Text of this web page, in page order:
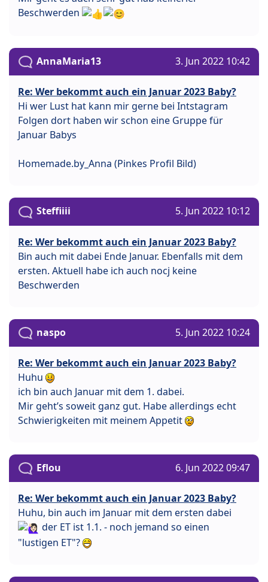
Beschwerden
AnnaMaria13 3. Jun 2022 10:42
Re: Wer bekommt auch ein Januar 2023 Baby?
Hi wer Lust hat kann mir gerne bei Intstagram
Folgen dort haben wir schon eine Gruppe für
Januar Babys
Homemade.by_Anna (Pinkes Profil Bild)
Steffiiii 5. Jun 2022 10:12
Re: Wer bekommt auch ein Januar 2023 Baby?
Bin auch mit dabei Ende Januar. Ebenfalls mit dem
ersten. Aktuell habe ich auch nocj keine
Beschwerden
naspo 5. Jun 2022 10:24
Re: Wer bekommt auch ein Januar 2023 Baby?
Huhu
ich bin auch Januar mit dem 1. dabei.
Mir geht’s soweit ganz gut. Habe allerdings echt
Schwierigkeiten mit meinem Appetit
Eflou 6. Jun 2022 09:47
Re: Wer bekommt auch ein Januar 2023 Baby?
Huhu, bin auch im Januar mit dem ersten dabei
der ET ist 1.1. - noch jemand so einen
"lustigen ET"?